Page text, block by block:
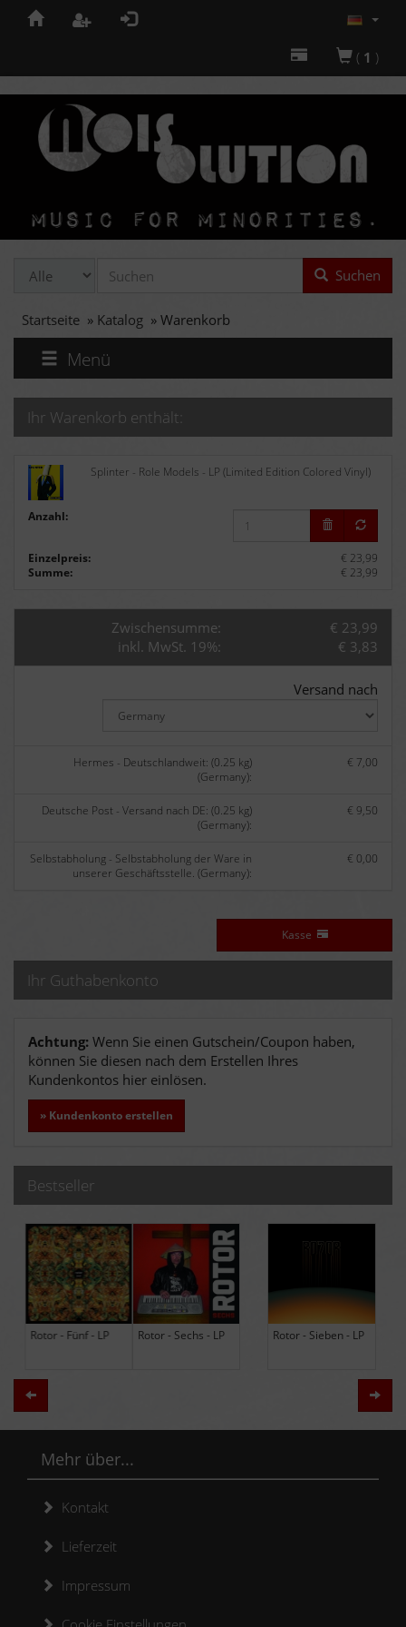
( 1 )
Suchen
Startseite » Katalog » Warenkorb
Menü
Ihr Warenkorb enthält:
Splinter - Role Models - LP (Limited Edition Colored Vinyl)
Anzahl:
Einzelpreis:
€ 23,99
Summe:
€ 23,99
Zwischensumme:
€ 23,99
inkl. MwSt. 19%:
€ 3,83
Versand nach
Hermes - Deutschlandweit: (0.25 kg)
(Germany):
€ 7,00
Deutsche Post - Versand nach DE: (0.25 kg)
(Germany):
€ 9,50
Selbstabholung - Selbstabholung der Ware in
unserer Geschäftsstelle. (Germany):
€ 0,00
Kasse
Ihr Guthabenkonto
Achtung: Wenn Sie einen Gutschein/Coupon haben,
können Sie diesen nach dem Erstellen Ihres
Kundenkontos hier einlösen.
» Kundenkonto erstellen
Bestseller
Rotor - Sechs - LP Rotor - Sieben - LP
Hodja - The Band -
Zurück
Mehr über...
Kontakt
Lieferzeit
Impressum